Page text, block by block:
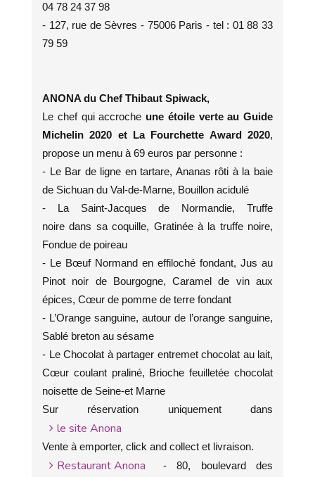
04 78 24 37 98
- 127, rue de Sèvres - 75006 Paris - tel : 01 88 33
79 59
ANONA du Chef Thibaut Spiwack,
Le chef qui accroche une étoile verte au Guide
Michelin 2020 et La Fourchette Award 2020,
propose un menu à 69 euros par personne :
- Le Bar de ligne en tartare, Ananas rôti à la baie
de Sichuan du Val-de-Marne, Bouillon acidulé
- La Saint-Jacques de Normandie, Truffe
noire dans sa coquille, Gratinée à la truffe noire,
Fondue de poireau
- Le Bœuf Normand en effiloché fondant, Jus au
Pinot noir de Bourgogne, Caramel de vin aux
épices, Cœur de pomme de terre fondant
- L’Orange sanguine, autour de l’orange sanguine,
Sablé breton au sésame
- Le Chocolat à partager entremet chocolat au lait,
Cœur coulant praliné, Brioche feuilletée chocolat
noisette de Seine-et Marne
Sur réservation uniquement dans
le site Anona
Vente à emporter, click and collect et livraison.
Restaurant Anona
- 80, boulevard des